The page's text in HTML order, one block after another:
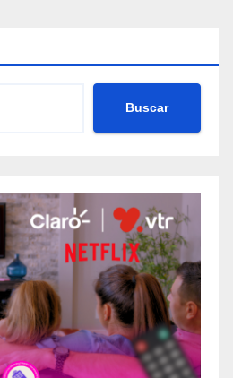
Buscar